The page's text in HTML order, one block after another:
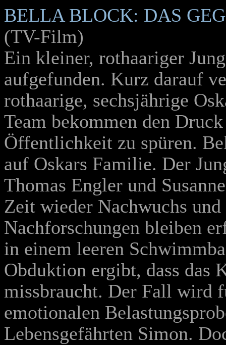
BELLA BLOCK: DAS
(TV-Film)
Ein kleiner, rothaariger
aufgefunden. Kurz darauf
rothaarige, sechsjährige
Team bekommen den
Öffentlichkeit zu spüren.
auf Oskars Familie. Der
Thomas Engler und
Zeit wieder Nachwuchs
Nachforschungen bleiben
in einem leeren
Obduktion ergibt, dass das
missbraucht. Der Fall wird
emotionalen
Lebensgefährten Simon.